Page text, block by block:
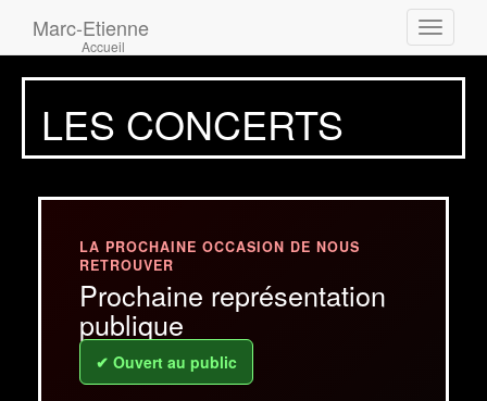
Toggle
Marc-Etienne
Accueil
LES CONCERTS
LA PROCHAINE OCCASION DE NOUS
RETROUVER
Prochaine représentation
publique
✔ Ouvert au public